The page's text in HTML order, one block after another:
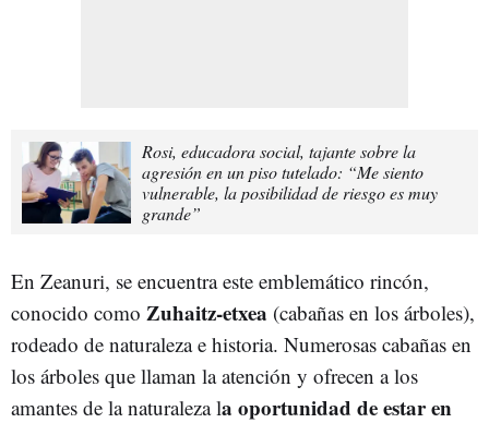
Rosi, educadora social, tajante sobre la
agresión en un piso tutelado: “Me siento
vulnerable, la posibilidad de riesgo es muy
grande”
En Zeanuri, se encuentra este emblemático rincón,
conocido como Zuhaitz-etxea (cabañas en los árboles),
rodeado de naturaleza e historia. Numerosas cabañas en
los árboles que llaman la atención y ofrecen a los
amantes de la naturaleza la oportunidad de estar en